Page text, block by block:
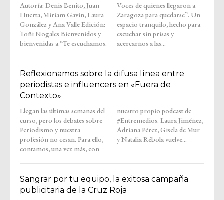
Autoría: Denis Benito, Juan
Huerta, Miriam Gavín, Laura
González y Ana Valle Edición:
Toñi Nogales Bienvenidos y
bienvenidas a “Te escuchamos.
Voces de quienes llegaron a
Zaragoza para quedarse”. Un
espacio tranquilo, hecho para
escuchar sin prisas y
acercarnos a las...
Reflexionamos sobre la difusa línea entre
periodistas e influencers en «Fuera de
Contexto»
Llegan las últimas semanas del
curso, pero los debates sobre
Periodismo y nuestra
profesión no cesan. Para ello,
contamos, una vez más, con
nuestro propio podcast de
#Entremedios. Laura Jiménez,
Adriana Pérez, Gisela de Mur
y Natalia Rébola vuelve...
Sangrar por tu equipo, la exitosa campaña
publicitaria de la Cruz Roja